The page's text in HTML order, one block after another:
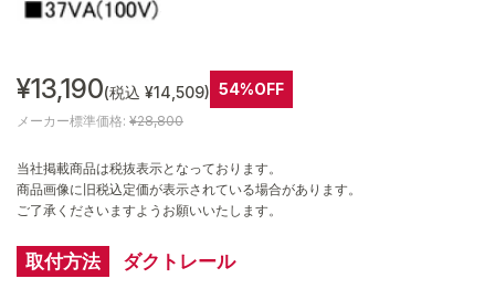
¥13,190(税込 ¥14,509) 54%OFF
メーカー標準価格: ¥28,800
当社掲載商品は税抜表示となっております。
商品画像に旧税込定価が表示されている場合があります。
ご了承くださいますようお願いいたします。
取付方法 ダクトレール